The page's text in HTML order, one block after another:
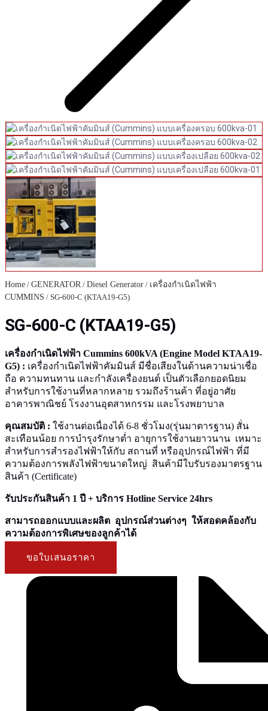
Home / GENERATOR / Diesel Generator / เครื่องกำเนิดไฟฟ้า
CUMMINS / SG-600-C (KTAA19-G5)
SG-600-C (KTAA19-G5)
เครื่องกำเนิดไฟฟ้า Cummins 600kVA (Engine Model KTAA19-
G5) : เครื่องกำเนิดไฟฟ้าคัมมินส์ มีชื่อเสียงในด้านความน่าเชื่อ
ถือ ความทนทาน และกำลังเครื่องยนต์ เป็นตัวเลือกยอดนิยม
สำหรับการใช้งานที่หลากหลาย รวมถึงร้านค้า ที่อยู่อาศัย
อาคารพาณิชย์ โรงงานอุตสาหกรรม และโรงพยาบาล
คุณสมบัติ : ใช้งานต่อเนื่องได้ 6-8 ชั่วโมง(รุ่นมาตารฐาน) สั่น
สะเทือนน้อย การบำรุงรักษาต่ำ อายุการใช้งานยาวนาน เหมาะ
สำหรับการสำรองไฟฟ้าให้กับ สถานที่ หรืออุปกรณ์ไฟฟ้า ที่มี
ความต้องการพลังไฟฟ้าขนาดใหญ่ สินค้ามีใบรับรองมาตรฐาน
สินค้า (Certificate)
รับประกันสินค้า 1 ปี + บริการ Hotline Service 24hrs
สามารถออกแบบและผลิต อุปกรณ์ส่วนต่างๆ ให้สอดคล้องกับ
ความต้องการพิเศษของลูกค้าได้
ขอใบเสนอราคา